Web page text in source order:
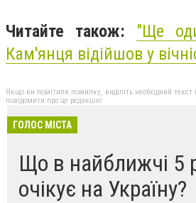
Читайте також: "Ще
Кам'янця відійшов у
Якщо ви помітили помилку, виділіть необхідний текст
повідомити про це редакцію
ГОЛОС МІСТА
Що в найближчі 5
очікує на Україну?